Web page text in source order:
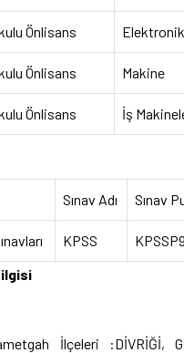
Önlisans
Önlisans Makine
Önlisans İş
Sınav Adı Sınav
KPSS
İlçeleri :DİVRİĞİ,